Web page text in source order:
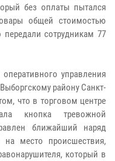
без оплаты пытался
общей стоимостью
сотрудникам 77
управления
району Санкт-
что в торговом центре
кнопка тревожной
ближайший наряд
место происшествия,
который в